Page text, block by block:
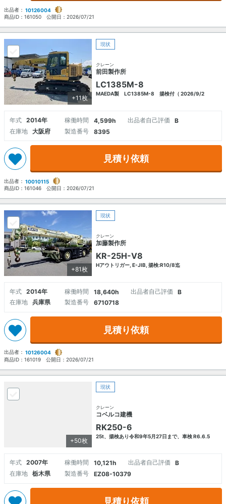
出品者： 10126004
商品ID： 161050 公開日： 2026/07/21
+11枚
現状
クレーン
前田製作所
LC1385M-8
MAEDA製 LC1385M-8 揚検付（ 2026/9/2
年式 2014年 稼働時間 4,599h 出品者自己評価
B
在庫地
大阪府 製造番号 8395
見積り依頼
出品者： 10010115
商品ID： 161046 公開日： 2026/07/21
+81枚
現状
クレーン
加藤製作所
KR-25H-V8
Hアウトリガー, E-JIB, 揚検:R10/8迄
年式 2014年 稼働時間 18,640h 出品者自己評価
B
在庫地
兵庫県 製造番号 6710718
見積り依頼
出品者： 10126004
商品ID： 161019 公開日： 2026/07/21
+50枚
現状
クレーン
コベルコ建機
RK250-6
25t、揚検あり令和9年5月27日まで、車検 R6.6.5
年式 2007年 稼働時間 10,121h 出品者自己評価
B
在庫地
栃木県 製造番号 EZ08-10379
見積り依頼